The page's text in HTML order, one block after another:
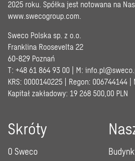
2025 roku. Spółka jest notowana na
www.swecogroup.com
Sweco Polska sp. z o.o.
Franklina Roosevelta 22
60-829 Poznań
T: +48 61 864 93 00 | M:
KRS: 0000140225 | Regon: 006744144
Kapitał zakładowy: 19 268 500,00 PLN
Skróty
O Sweco